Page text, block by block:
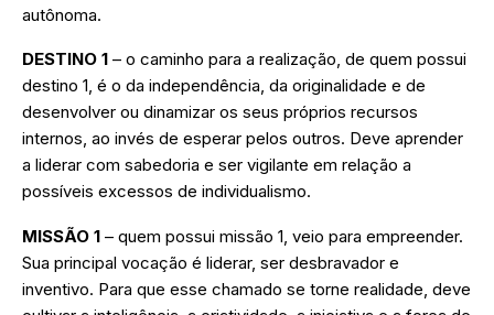
autônoma.
DESTINO 1 – o caminho para a realização, de quem possui
destino 1, é o da independência, da originalidade e de
desenvolver ou dinamizar os seus próprios recursos
internos, ao invés de esperar pelos outros. Deve aprender
a liderar com sabedoria e ser vigilante em relação a
possíveis excessos de individualismo.
MISSÃO 1 – quem possui missão 1, veio para empreender.
Sua principal vocação é liderar, ser desbravador e
inventivo. Para que esse chamado se torne realidade, deve